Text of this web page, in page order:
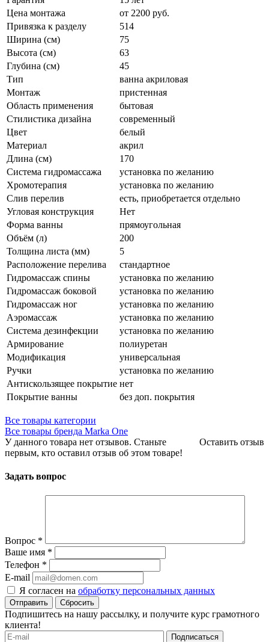
Цена монтажа
от 2200 руб.
Привязка к разделу
514
Ширина (см)
75
Высота (см)
63
Глубина (см)
45
Тип
ванна акриловая
Монтаж
пристенная
Область применения
бытовая
Стилистика дизайна
современный
Цвет
белый
Материал
акрил
Длина (см)
170
Система гидромассажа
установка по желанию
Хромотерапия
установка по желанию
Слив перелив
есть, приобретается отдельно
Угловая конструкция
Нет
Форма ванны
прямоугольная
Объём (л)
200
Толщина листа (мм)
5
Расположение перелива
стандартное
Гидромассаж спины
установка по желанию
Гидромассаж боковой
установка по желанию
Гидромассаж ног
установка по желанию
Аэромассаж
установка по желанию
Система дезинфекции
установка по желанию
Армирование
полиуретан
Модификация
универсальная
Ручки
установка по желанию
Антискользящее покрытие нет
Покрытие ванны
без доп. покрытия
Все товары категории
Все товары бренда Marka One
Оставить отзыв
У данного товара нет отзывов. Станьте
первым, кто оставил отзыв об этом товаре!
Задать вопрос
Вопрос *
Ваше имя *
Телефон *
E-mail
Я согласен на обработку персональных данных
Сбросить
Подпишитесь на нашу рассылку, и получите курс грамотного
клиента!